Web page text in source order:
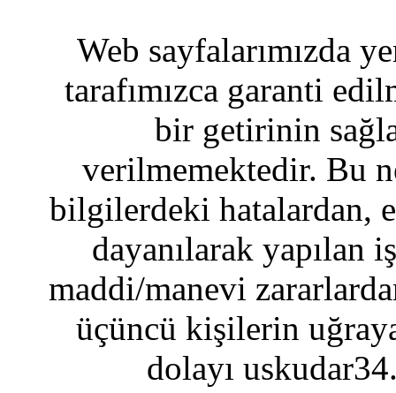
Web sayfalarımızda
tarafımızca garanti
bir getirinin
verilmemektedir. Bu
bilgilerdeki hatalardan,
dayanılarak yapılan
maddi/manevi
üçüncü kişilerin
dolayı